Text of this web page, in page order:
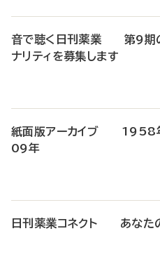
音で聴く日刊薬業 第9期
ナリティを募集します
紙面版アーカイブ 1958
09年
日刊薬業コネクト あなた